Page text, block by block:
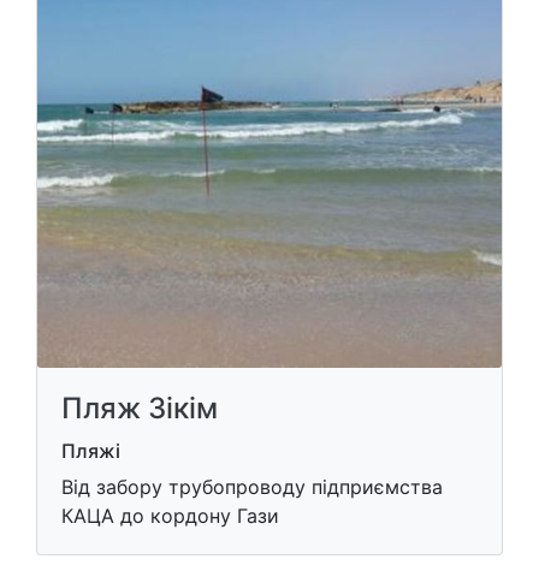
Пляж Зікім
Пляжі
Від забору трубопроводу підприємства
КАЦА до кордону Гази